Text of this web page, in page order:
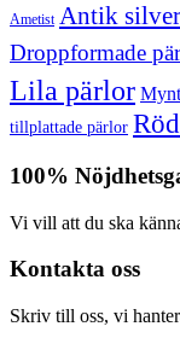
Ametist Antik
Droppformade
Lila pärlor
tillplattade pärlor
100%
Vi vill att du ska
Kontakta oss
Skriv till oss, vi